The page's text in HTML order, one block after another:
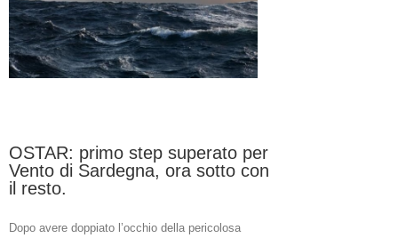
OSTAR: primo step superato per
Vento di Sardegna, ora sotto con
il resto.
Dopo avere doppiato l’occhio della pericolosa